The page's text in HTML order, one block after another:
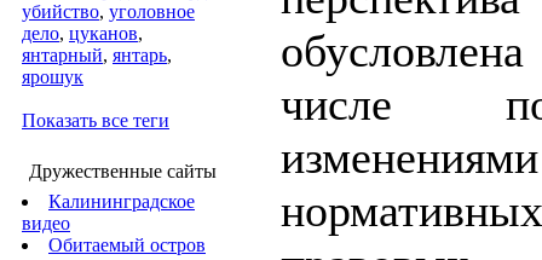
убийство, уголовное
дело, цуканов,
янтарный, янтарь,
ярошук
Показать все теги
Дружественные сайты
Калининградское
видео
Обитаемый остров
числе
нормативных